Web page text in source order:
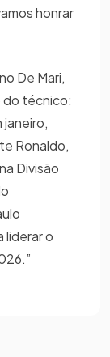
honrar
De Mari,
técnico:
janeiro,
Ronaldo,
Divisão
liderar o